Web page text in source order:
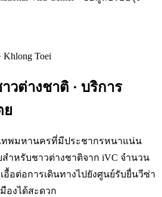
Khlong Toei
วต่างชาติ · บริการ
ย
เทพมหานครที่มีประชากรหนาแน่น
ำหรับชาวต่างชาติจาก iVC จำนวน
อื้อต่อการเดินทางไปยังศูนย์รับยื่นวีซ่า
องได้สะดวก